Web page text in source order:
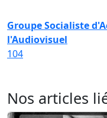
Groupe Socialiste
l'Audiovisuel
104
Nos articles